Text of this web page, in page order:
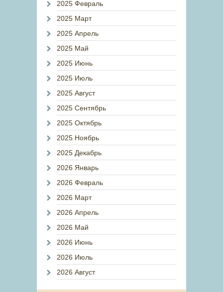
2025 Февраль
2025 Март
2025 Апрель
2025 Май
2025 Июнь
2025 Июль
2025 Август
2025 Сентябрь
2025 Октябрь
2025 Ноябрь
2025 Декабрь
2026 Январь
2026 Февраль
2026 Март
2026 Апрель
2026 Май
2026 Июнь
2026 Июль
2026 Август